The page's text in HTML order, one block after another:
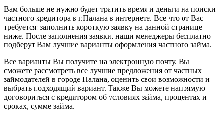
Вам больше не нужно будет тратить время и деньги на поиски
частного кредитора в г.Палана в интернете. Все что от Вас
требуется: заполнить короткую заявку на данной странице
ниже. После заполнения заявки, наши менеджеры бесплатно
подберут Вам лучшие варианты оформления частного займа.
Все варианты Вы получите на электронную почту. Вы
сможете рассмотреть все лучшие предложения от частных
займодателей в городе Палана, оценить свои возможности и
выбрать подходящий вариант. Также Вы можете напрямую
договориться с кредитором об условиях займа, процентах и
сроках, сумме займа.